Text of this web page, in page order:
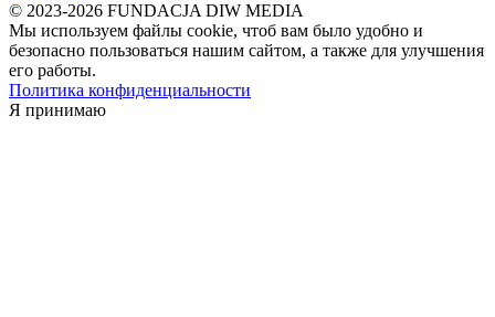
© 2023-2026 FUNDACJA DIW MEDIA
Мы используем файлы cookie, чтоб вам было удобно и
безопасно пользоваться нашим сайтом, а также для улучшения
его работы.
Политика конфиденциальности
Я принимаю